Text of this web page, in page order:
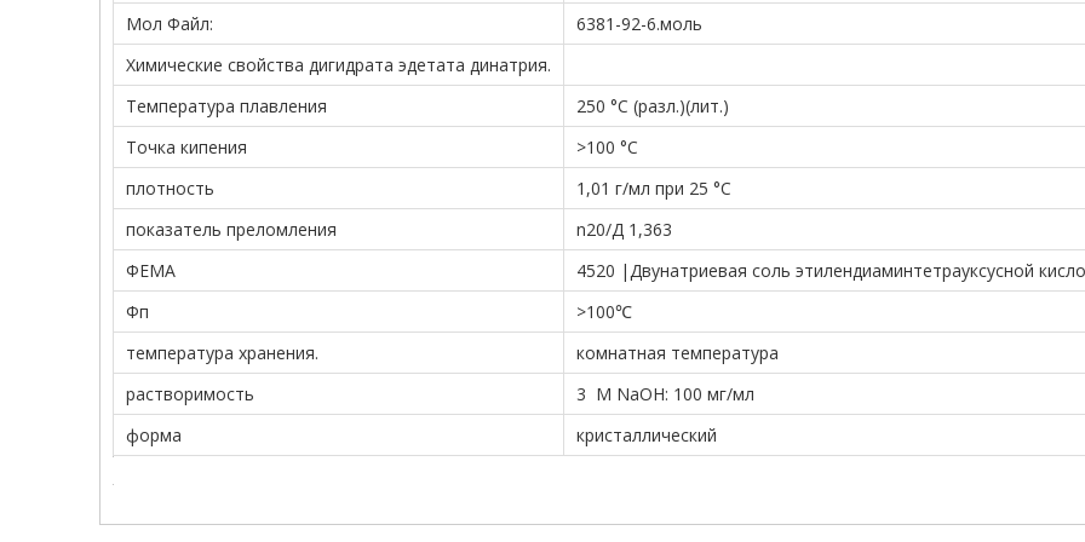
Мол Файл:
6381-92-6.моль
Химические свойства дигидрата эдетата динатрия.
Температура плавления
250 °C (разл.)(лит.)
Точка кипения
>100 °С
плотность
1,01 г/мл при 25 °C
показатель преломления
n20/Д 1,363
ФЕМА
4520 |Двунатриевая соль этилендиаминтетрауксусной
Фп
>100℃
температура хранения.
комнатная температура
растворимость
3 М NaOH: 100 мг/мл
форма
кристаллический